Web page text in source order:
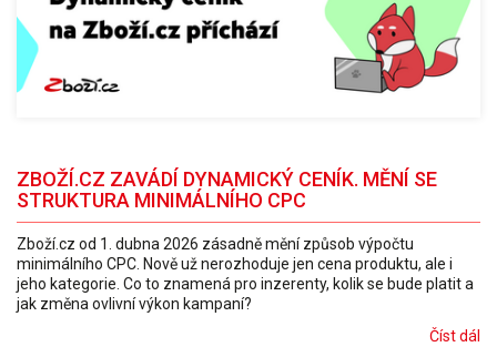
ZBOŽÍ.CZ ZAVÁDÍ DYNAMICKÝ CENÍK. MĚNÍ SE
STRUKTURA MINIMÁLNÍHO CPC
Zboží.cz od 1. dubna 2026 zásadně mění způsob výpočtu
minimálního CPC. Nově už nerozhoduje jen cena produktu, ale i
jeho kategorie. Co to znamená pro inzerenty, kolik se bude platit a
jak změna ovlivní výkon kampaní?
Číst dál